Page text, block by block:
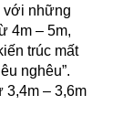
những
4m – 5m,
trúc mất
nghêu”.
3,4m – 3,6m